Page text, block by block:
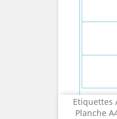
Etiquettes
Planche